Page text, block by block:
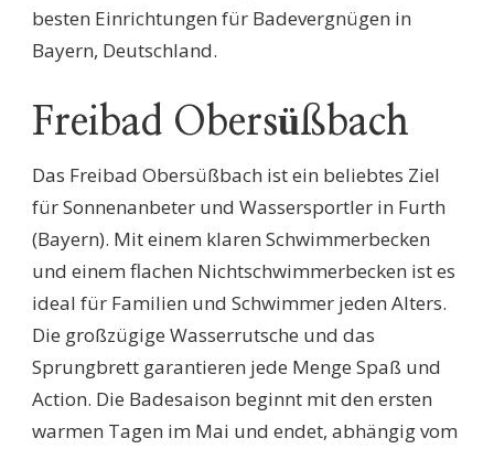
besten Einrichtungen für Badevergnügen in
Bayern, Deutschland.
Freibad Obersüßbach
Das Freibad Obersüßbach ist ein beliebtes Ziel
für Sonnenanbeter und Wassersportler in Furth
(Bayern). Mit einem klaren Schwimmerbecken
und einem flachen Nichtschwimmerbecken ist es
ideal für Familien und Schwimmer jeden Alters.
Die großzügige Wasserrutsche und das
Sprungbrett garantieren jede Menge Spaß und
Action. Die Badesaison beginnt mit den ersten
warmen Tagen im Mai und endet, abhängig vom